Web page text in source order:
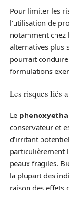
Pour limiter les
l’utilisation de
notamment chez
alternatives plus
pourrait
formulations
Les risques liés
Le
conservateur et
d’irritant
particulièrement
peaux fragiles.
la plupart des
raison des effets